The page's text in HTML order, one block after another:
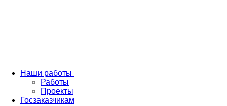
Наши работы
Работы
Проекты
Госзаказчикам